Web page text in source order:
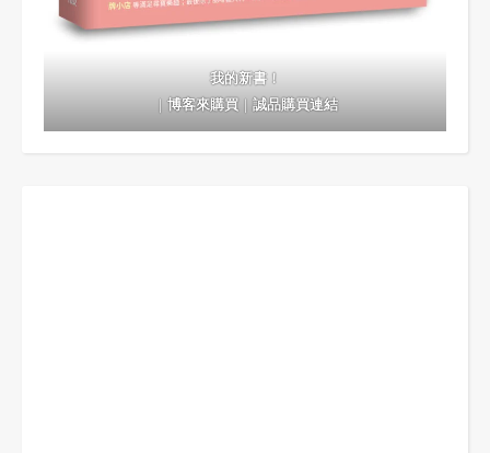
我的新書！
｜博客來購買｜誠品購買連結